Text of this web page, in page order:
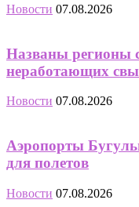
Новости 07.08.2026
Названы регионы
неработающих
Новости 07.08.2026
Аэропорты
для полетов
Новости 07.08.2026